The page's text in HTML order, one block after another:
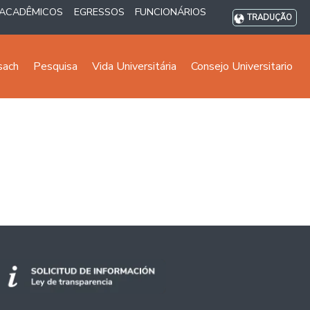
EGRESSOS FUNCIONÁRIOS TRADUÇÃO
Pesquisa Vida Universitária Consejo Universitario